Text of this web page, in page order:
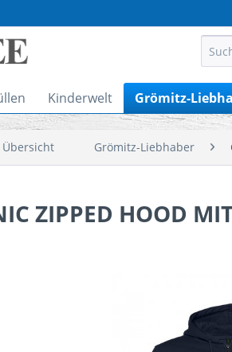
Kinderwelt Grömitz-
Grömitz-Liebhaber
ZIPPED HOOD